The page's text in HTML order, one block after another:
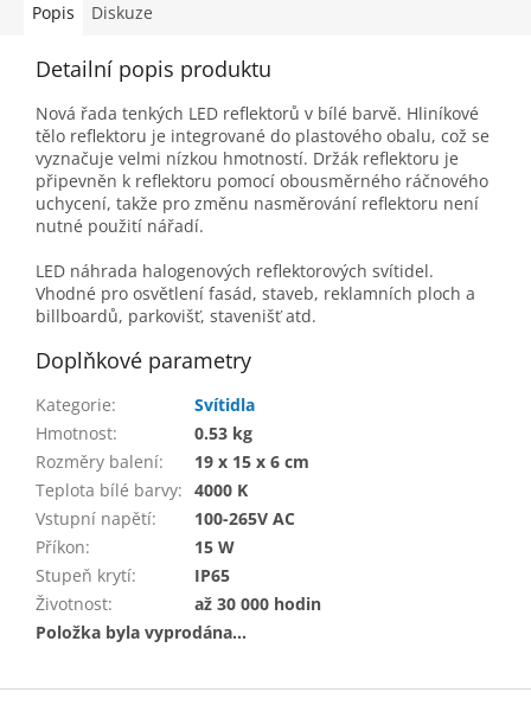
Popis Diskuze
Detailní popis produktu
Nová řada tenkých LED reflektorů v bílé barvě. Hliníkové
tělo reflektoru je integrované do plastového obalu, což se
vyznačuje velmi nízkou hmotností. Držák reflektoru je
připevněn k reflektoru pomocí obousměrného ráčnového
uchycení, takže pro změnu nasměrování reflektoru není
nutné použití nářadí.
LED náhrada halogenových reflektorových svítidel.
Vhodné pro osvětlení fasád, staveb, reklamních ploch a
billboardů, parkovišť, stavenišť atd.
Doplňkové parametry
Kategorie:
Svítidla
Hmotnost:
0.53 kg
Rozměry balení:
19 x 15 x 6 cm
Teplota bílé barvy: 4000 K
Vstupní napětí:
100-265V AC
Příkon:
15 W
Stupeň krytí:
IP65
Životnost:
až 30 000 hodin
Položka byla vyprodána…
Z